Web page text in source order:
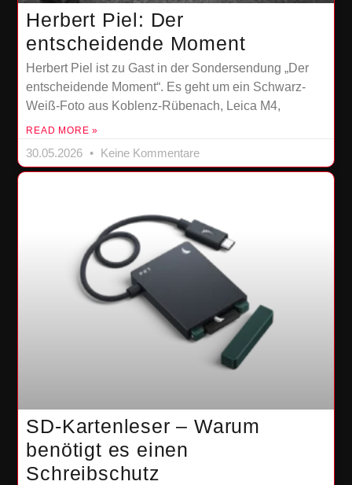
Herbert Piel: Der
entscheidende Moment
Herbert Piel ist zu Gast in der Sondersendung „Der
entscheidende Moment“. Es geht um ein Schwarz-
Weiß-Foto aus Koblenz-Rübenach, Leica M4,
READ MORE »
30.05.2026 Keine Kommentare
SD-Kartenleser – Warum
benötigt es einen
Schreibschutz